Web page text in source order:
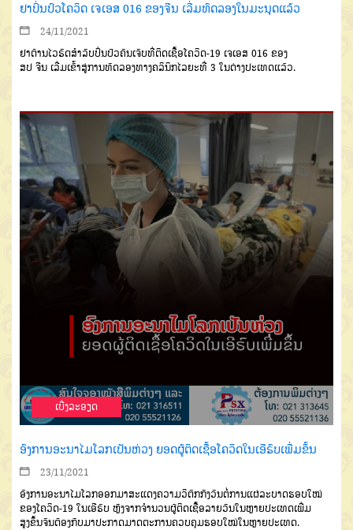
ຢາປິ່ນປົວໂຄວິດ ເຈເອສ 016 ຂອງຈີນ ເລີ່ມທົດລອງໃນມະນຸດແລ້ວ
24/11/2021
ຢາຕ້ານໄວຣັດສຳລັບປິ່ນປົວຄົນເຈັບທີ່ຕິດເຊື້ອໂຄວິດ-19 ເຈເອສ 016 ຂອງ
ສປ ຈີນ ເລີ່ມເຂົ້າສູ່ການທົດລອງທາງຄລິນິກໄລຍະທີ່ 3 ໃນຕ່າງປະເທດແລ້ວ.
ເບີ່ງລະອຽດ
ອົງການອະນາໄມໂລກເປັນຫ່ວງ ຍອດຜູ້ຕິດເຊື້ອໂຄວິດໃນເອີຣົບເພີ່ມຂຶ້ນ
23/11/2021
ອົງການອະນາໄມໂລກອອກມາສະແດງຄວາມວິຕົກກັງວົນຕໍ່ການແຜ່ລະບາດຮອບໃໝ່
ຂອງໂຄວິດ-19 ໃນເອີຣົບ ຫຼັງຈາກຈຳນວນຜູ້ຕິດເຊື້ອລາຍວັນໃນຫຼາຍປະເທດເພີ່ມ
ສູງຂຶ້ນຈົນຕ້ອງກັບມາປະກາດມາດຕະການຄວບຄຸມຮອບໃໝ່ໃນຫຼາຍປະເທດ.